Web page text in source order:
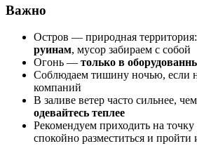
Важно
Остров — природная территория:
руинам, мусор забираем с собой
Огонь — только в
Соблюдаем тишину ночью, если
компаний
В заливе ветер часто сильнее,
одевайтесь теплее
Рекомендуем приходить на точку
спокойно разместиться и пройти